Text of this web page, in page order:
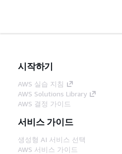
시작하기
AWS 실습 지침
AWS Solutions Library
AWS 결정 가이드
서비스 가이드
생성형 AI 서비스 선택
AWS 서비스 가이드